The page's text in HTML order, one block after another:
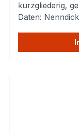
kurzgliederig, geprüft,
Daten:
Versandkosten:
die höheren